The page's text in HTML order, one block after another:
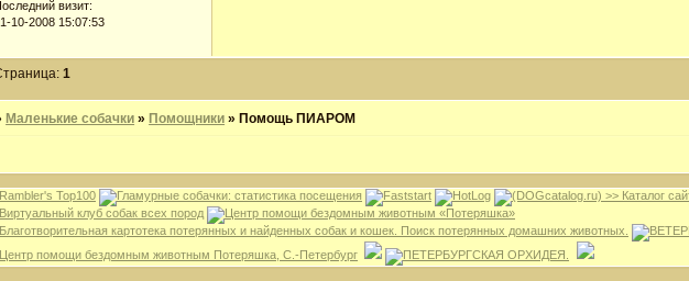
визит:
10-2008 15:07:53
1
Маленькие собачки » Помощники » Помощь ПИАРОМ